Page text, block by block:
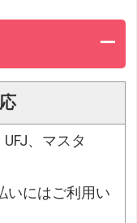
、マスタ
いにはご利用い